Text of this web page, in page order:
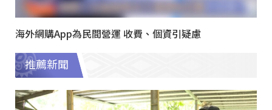
海外網購App為民間營運 收費、個資引疑慮
推薦新聞